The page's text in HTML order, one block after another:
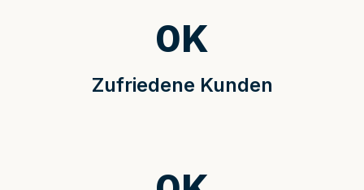
Zufriedene Kunden
0K